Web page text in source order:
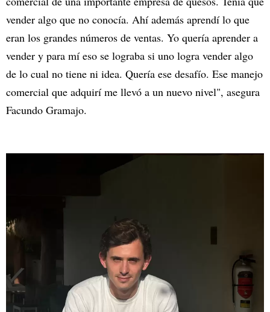
vender algo que no conocía. Ahí además aprendí lo que
eran los grandes números de ventas. Yo quería aprender a
vender y para mí eso se lograba si uno logra vender algo
de lo cual no tiene ni idea. Quería ese desafío. Ese manejo
comercial que adquirí me llevó a un nuevo nivel", asegura
Facundo Gramajo.